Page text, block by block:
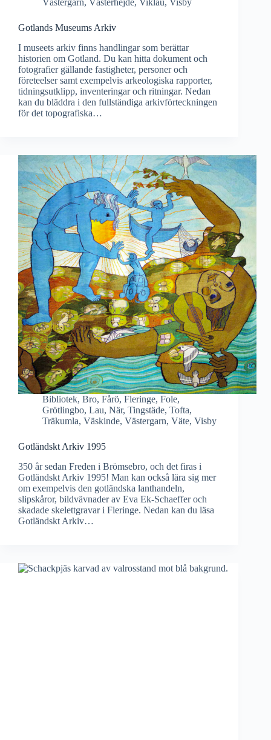
Västergarn, Västerhejde, Viklau, Visby
Gotlands Museums Arkiv
I museets arkiv finns handlingar som berättar
historien om Gotland. Du kan hitta dokument och
fotografier gällande fastigheter, personer och
företeelser samt exempelvis arkeologiska rapporter,
tidningsutklipp, inventeringar och ritningar. Nedan
kan du bläddra i den fullständiga arkivförteckningen
för det topografiska…
Bibliotek, Bro, Fårö, Fleringe, Fole,
Grötlingbo, Lau, När, Tingstäde, Tofta,
Träkumla, Väskinde, Västergarn, Väte, Visby
Gotländskt Arkiv 1995
350 år sedan Freden i Brömsebro, och det firas i
Gotländskt Arkiv 1995! Man kan också lära sig mer
om exempelvis den gotländska lanthandeln,
slipskåror, bildvävnader av Eva Ek-Schaeffer och
skadade skelettgravar i Fleringe. Nedan kan du läsa
Gotländskt Arkiv…